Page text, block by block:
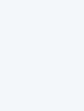
Mama Verreist: Kann
Danke, und wie